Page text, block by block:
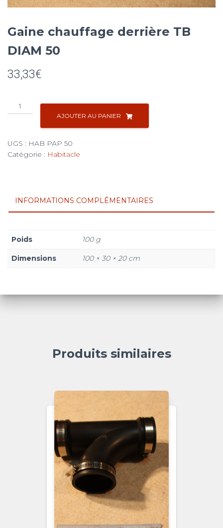
Gaine chauffage derrière TB
DIAM 50
33,33€
quantité
de
derrière
TB
AJOUTER AU PANIER
UGS : HAB PAP 50
Catégorie : Habitacle
INFORMATIONS COMPLÉMENTAIRES
Poids 100 g
Dimensions 100 × 30 × 20 cm
Produits similaires